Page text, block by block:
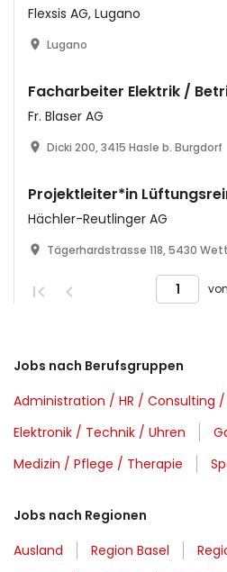
Flexsis AG, Lugano
Lugano
Facharbeiter Elektrik /
Fr. Blaser AG
Dicki 200, 3415 Hasle b. Burgdorf
Projektleiter*in
Hächler-Reutlinger AG
Tägerhardstrasse 118, 5430
Jobs nach Berufsgruppen
Administration / HR / Consulting /
Elektronik / Technik / Uhren
Medizin / Pflege / Therapie
Jobs nach Regionen
Ausland
Region Basel